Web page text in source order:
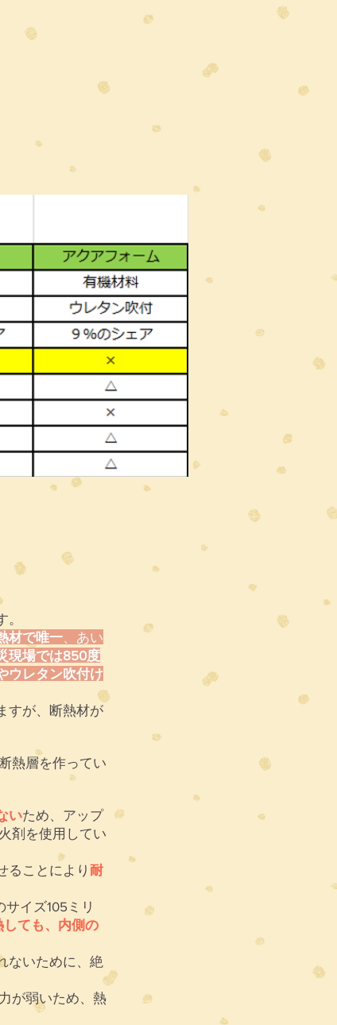
on me
your
key.
材で唯一 、あい
現場では850度
ウレタン吹付け
すが、断熱材が
熱層を作ってい
いため、アップ
剤を使用してい
ることにより 耐
イズ105ミリ
ても、内側の
ないために、絶
が弱いため、熱